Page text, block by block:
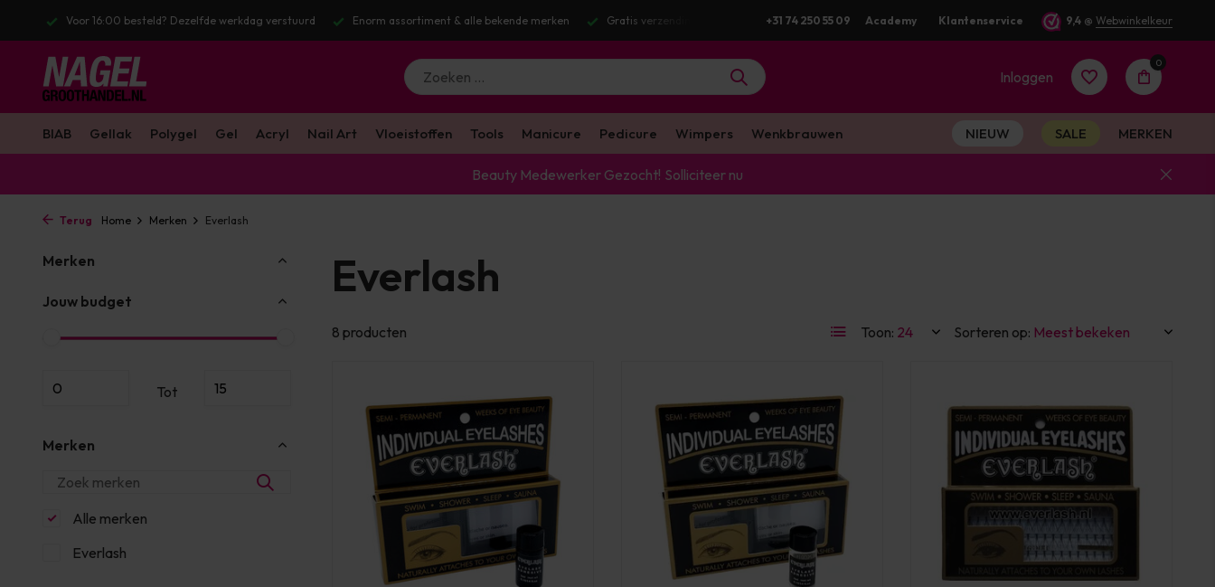
verstuurd Enorm assortiment & alle bekende merken Gratis verzending v.a. €100 excl. BTW Voor 16:00 besteld? Dezelfde werkdag verstuurd
+31 74 250 55 09 Academy Klantenservice 9,4 @ Webwinkelkeur
Inloggen
aanmaken
0
BIAB Gellak Polygel Gel Acryl Nail Art Vloeistoffen Tools Manicure Pedicure Wimpers Wenkbrauwen NIEUW SALE MERKEN
Beauty Medewerker Gezocht! Solliciteer nu
Terug Home Merken Everlash
Merken
Jouw budget
Tot
Merken
Alle merken
Everlash
Everlash
8 producten Toon: Sorteren op: